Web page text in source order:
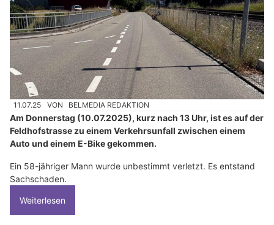
11.07.25 VON BELMEDIA REDAKTION
Am Donnerstag (10.07.2025), kurz nach 13 Uhr, ist es auf der
Feldhofstrasse zu einem Verkehrsunfall zwischen einem
Auto und einem E-Bike gekommen.
Ein 58-jähriger Mann wurde unbestimmt verletzt. Es entstand
Sachschaden.
Weiterlesen